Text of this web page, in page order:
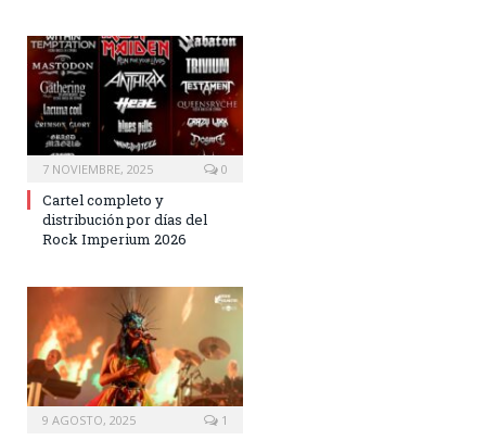
7 NOVIEMBRE, 2025 0
Cartel completo y
distribución por días del
Rock Imperium 2026
9 AGOSTO, 2025 1